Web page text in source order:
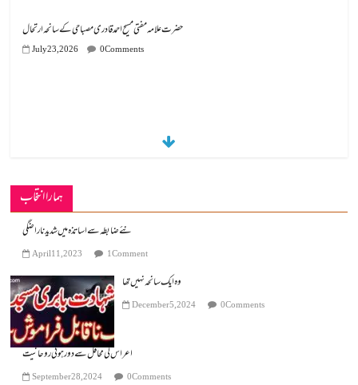
July 23, 2026 0 Comments
ہمارا انتخاب
نئے ضابطہ سے اساتذہ میں شدید ناراضگی
April 11, 2023 1 Comment
وہ ایک سانحہ نہیں تھا
December 5, 2024 0 Comments
اعراس کی محافل سے دور ہوتی روحانیت
September 28, 2024 0 Comments